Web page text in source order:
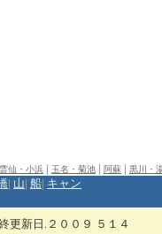
雲仙・小浜 | 玉名・菊池 | 阿蘇 | 黒川・
| 山| 船| キャン
更新日.２００９ ５１４